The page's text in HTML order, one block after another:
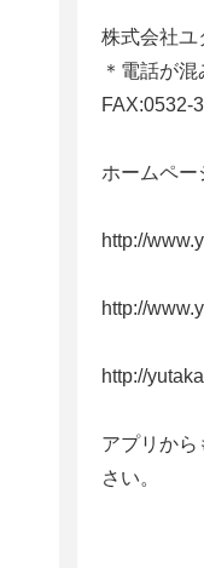
株式会社ユ
＊電話が
FAX:0532-
ホームペー
http://
http://
http://
アプリか
さい。